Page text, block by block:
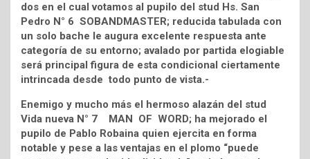
dos en el cual votamos al pupilo del stud Hs. San
Pedro N° 6 SOBANDMASTER; reducida tabulada con
un solo bache le augura excelente respuesta ante
categoría de su entorno; avalado por partida elogiable
será principal figura de esta condicional ciertamente
intrincada desde todo punto de vista.-
Enemigo y mucho más el hermoso alazán del stud
Vida nueva N° 7 MAN OF WORD; ha mejorado el
pupilo de Pablo Robaina quien ejercita en forma
notable y pese a las ventajas en el plomo “puede